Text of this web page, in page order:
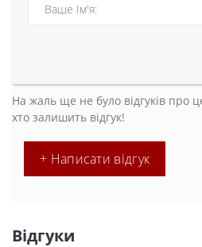
На жаль ще не було відгуків про
хто залишить відгук!
+ Написати відгук
Відгуки